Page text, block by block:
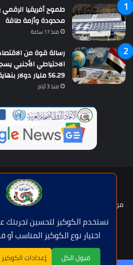
نستخدم الكوكيز لتحسين
اختيار نوع الكوكيز المناسب
قبول الكل إعدادات الكوكيز
طموح أفريقيا
محدودة وأزمة طاقة
منذ 17 ساعة
رسالة قوة من
الاحتياطي الأجنبي
56.29 مليار دولار بنهاية يوليو
منذ 3 أيام
حقوق النشر © | جميع الحقوق محفوظة
2026
من نحن؟
عضوية الإتحاد
اتصل بنا
فيسبوكتويتر